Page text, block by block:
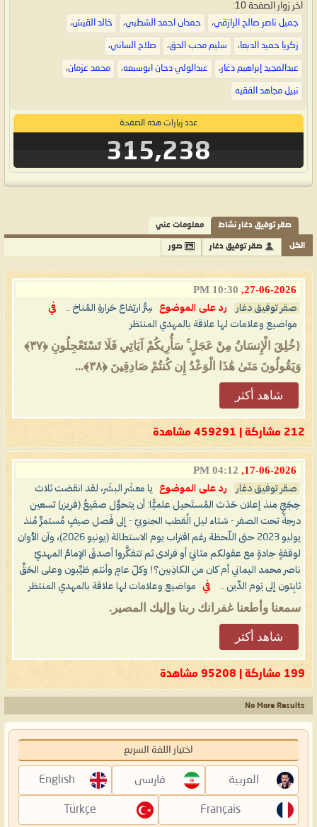
اخر زوار الصفحة 10:
جميل ناصر صالح الرازقي، حمدان احمد الشطبي، خالد القيش،
زكريا حميد الدبعا، سليم محب الحق، صلاح الساني،
عبدالمجيد إبراهيم دغار، عبدالولي دحان ابوسبعه، محمد عزمان،
نبيل مجاهد الفقيه
عدد زيارات هذه الصفحة
315,238
صقر توفيق دغار نشاط معلومات عني
الكل صقر توفيق دغار صور
27-06-2026,
10:30 PM
صقر توفيق دغار رد على الموضوع سِرُّ ارتِفاع حَرارةِ المُناخ ..
في
مواضيع وعلامات لها علاقة بالمهدي المنتظر
{خُلِقَ الْإِنسَانُ مِنْ عَجَلٍ ۚ سَأُرِيكُمْ آيَاتِي فَلَا تَسْتَعْجِلُونِ ‎﴿٣٧﴾‏
وَيَقُولُونَ مَتَىٰ هَٰذَا الْوَعْدُ إِن كُنتُمْ صَادِقِينَ ‎﴿٣٨﴾‏...
شاهد أكثر
212 مشاركة | 459291 مشاهدة
17-06-2026,
04:12 PM
صقر توفيق دغار رد على الموضوع
يا معشَر البشَر، لقد انقضت ثلاث
حِجَجٍ منذ إعلان حَدَث المُستَحيل علميًّا: أن يتحوَّل صقيعُ (فريزر) تسعين
درجةً تحت الصفر - شتاء ليل الُقطب الجنوبيّ - إلى فَصل صيفٍ مُستمرٍّ مُنذ
يوليو 2023 حتى اللّحظة رغم اقتراب يوم الاستطالة (يونيو 2026)، وآن الأوان
لوقفةٍ جادةٍ مع عقولكم مثانيَ أو فرادى ثم تتفكَّروا أصدقَ الإمامُ المهديّ
ناصر محمد اليماني أم كان من الكاذِبين؟! وكلّ عامٍ وأنتم طَيِّبون وعلى الحَقِّ
ثابِتون إلى يَوم الدِّين ..
في مواضيع وعلامات لها علاقة بالمهدي المنتظر
سمعنا وأطعنا غفرانك ربنا وإليك المصير.
شاهد أكثر
199 مشاركة | 95208 مشاهدة
No More Results
اختيار اللغة السريع
العربية فارسی English
Français
Türkçe